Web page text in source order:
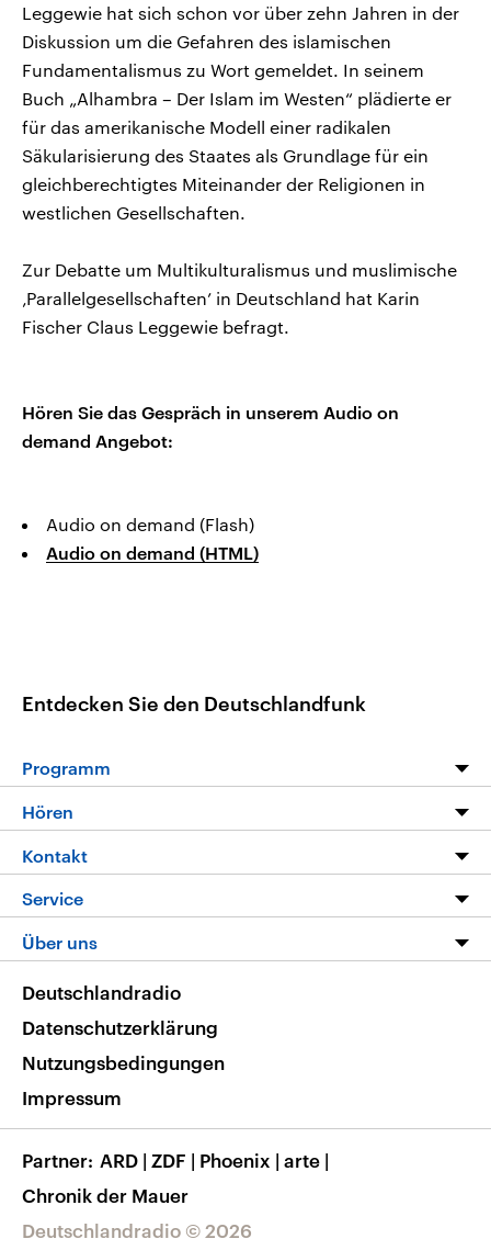
Leggewie hat sich schon vor über zehn Jahren in der
Diskussion um die Gefahren des islamischen
Fundamentalismus zu Wort gemeldet. In seinem
Buch „Alhambra – Der Islam im Westen“ plädierte er
für das amerikanische Modell einer radikalen
Säkularisierung des Staates als Grundlage für ein
gleichberechtigtes Miteinander der Religionen in
westlichen Gesellschaften.
Zur Debatte um Multikulturalismus und muslimische
‚Parallelgesellschaften’ in Deutschland hat Karin
Fischer Claus Leggewie befragt.
Hören Sie das Gespräch in unserem Audio on
demand Angebot:
Audio on demand (Flash)
Audio on demand (HTML)
Entdecken Sie den Deutschlandfunk
Programm
Die Nachrichten
Nachrichtenleicht
Neue Beiträge auf dlf.de
Hören
Livestream
Podcasts
Deutschlandfunk App
Nachrichten App
Frequenzen
Kontakt
Hörerservice
Service
FAQ
Veranstaltungen
Musikliste
RSS
Über uns
Barrierefreiheit
Deutschlandradio © 2026
Deutschlandradio
Datenschutzerklärung
Nutzungsbedingungen
Impressum
Partner ARD | ZDF | Phoenix | arte |
Chronik der Mauer